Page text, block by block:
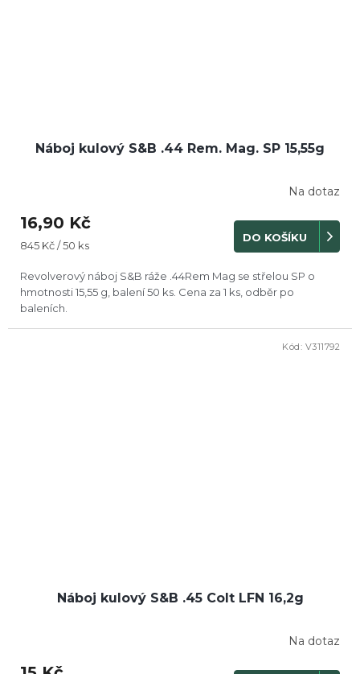
Náboj kulový S&B .44 Rem. Mag. SP 15,55g
Na dotaz
16,90 Kč
Měrná
845 Kč / 50 ks
DO KOŠÍKU
Revolverový náboj S&B ráže .44Rem Mag se střelou SP o
hmotnosti 15,55 g, balení 50 ks. Cena za 1 ks, odběr po
baleních.
Náboj kulový S&B .45 Colt LFN 16,2g
Na dotaz
Kód: V311792